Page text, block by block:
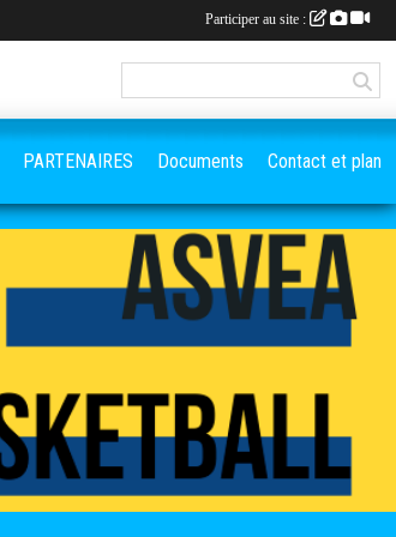
PARTENAIRES Documents Contact et plan
Participer au site :